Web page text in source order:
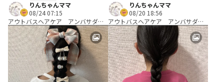
りんちゃんママ
08/24 07:15
アウトバスヘアケア アンバサダ
ー Ｂコース：＼使って編み出す／
ヘアアレンジ考案コース
りんちゃんママ
08/20 18:56
アウトバスヘアケア アンバサダ
ー Ｂコース：＼使って編み出す／
ヘアアレンジ考案コース